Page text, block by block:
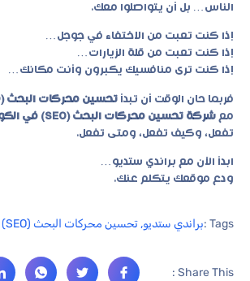
الناس… بل أن يتواصلوا معك.
إذا كنت تعبت من الاختفاء في جوجل…
إذا كنت تعبت من قلة الزيارات…
إذا كنت ترى منافسيك يكبرون وأنت مكانك…
فربما حان الوقت أن تبدأ تحسين محركات البحث (SEO)
مع شركة تحسين محركات البحث (SEO) في الكويت
تفعل، وكيف تفعل، ومتى تفعل.
ابدأ الآن مع براندي ستديو…
ودع موقعك يتكلم عنك.
Tags : براندي ستديو, تحسين محركات البحث (SEO)
Share This :